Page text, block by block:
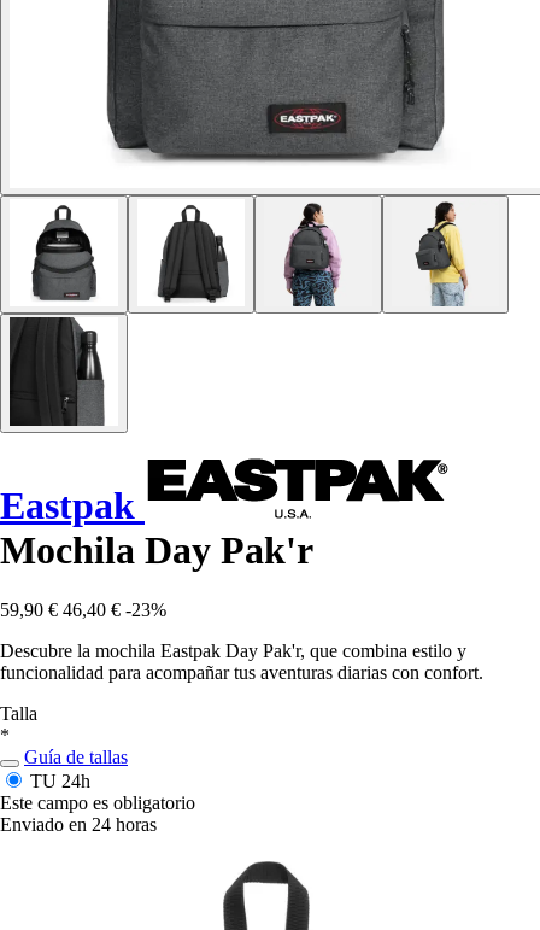
Eastpak
Mochila Day Pak'r
59,90 € 46,40 € -23%
Descubre la mochila Eastpak Day Pak'r, que combina estilo y
funcionalidad para acompañar tus aventuras diarias con confort.
Talla
*
Guía de tallas
TU 24h
Este campo es obligatorio
Enviado en 24 horas